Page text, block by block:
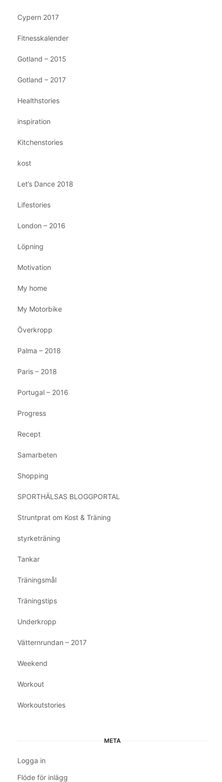
Cypern 2017
Fitnesskalender
Gotland – 2015
Gotland – 2017
Healthstories
inspiration
Kitchenstories
kost
Let’s Dance 2018
Lifestories
London – 2016
Löpning
Motivation
My home
My Motorbike
Överkropp
Palma – 2018
Paris – 2018
Portugal – 2016
Progress
Recept
Samarbeten
Shopping
SPORTHÄLSAS BLOGGPORTAL
Struntprat om Kost & Träning
styrketräning
Tankar
Träningsmål
Träningstips
Underkropp
Vätternrundan – 2017
Weekend
Workout
Workoutstories
META
Logga in
Flöde för inlägg